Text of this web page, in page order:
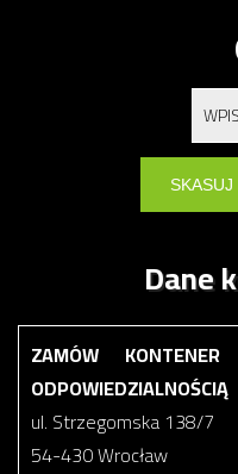
Dane
ZAMÓW
ODPOWIEDZIALNOŚCIĄ
ul. Strzegomska 138/7
54-430 Wrocław